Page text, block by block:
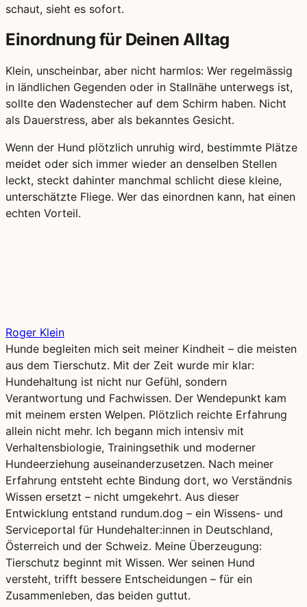
schaut, sieht es sofort.
Einordnung für Deinen Alltag
Klein, unscheinbar, aber nicht harmlos: Wer regelmässig
in ländlichen Gegenden oder in Stallnähe unterwegs ist,
sollte den Wadenstecher auf dem Schirm haben. Nicht
als Dauerstress, aber als bekanntes Gesicht.
Wenn der Hund plötzlich unruhig wird, bestimmte Plätze
meidet oder sich immer wieder an denselben Stellen
leckt, steckt dahinter manchmal schlicht diese kleine,
unterschätzte Fliege. Wer das einordnen kann, hat einen
echten Vorteil.
Roger Klein
Hunde begleiten mich seit meiner Kindheit – die meisten
aus dem Tierschutz. Mit der Zeit wurde mir klar:
Hundehaltung ist nicht nur Gefühl, sondern
Verantwortung und Fachwissen. Der Wendepunkt kam
mit meinem ersten Welpen. Plötzlich reichte Erfahrung
allein nicht mehr. Ich begann mich intensiv mit
Verhaltensbiologie, Trainingsethik und moderner
Hundeerziehung auseinanderzusetzen. Nach meiner
Erfahrung entsteht echte Bindung dort, wo Verständnis
Wissen ersetzt – nicht umgekehrt. Aus dieser
Entwicklung entstand rundum.dog – ein Wissens- und
Serviceportal für Hundehalter:innen in Deutschland,
Österreich und der Schweiz. Meine Überzeugung:
Tierschutz beginnt mit Wissen. Wer seinen Hund
versteht, trifft bessere Entscheidungen – für ein
Zusammenleben, das beiden guttut.